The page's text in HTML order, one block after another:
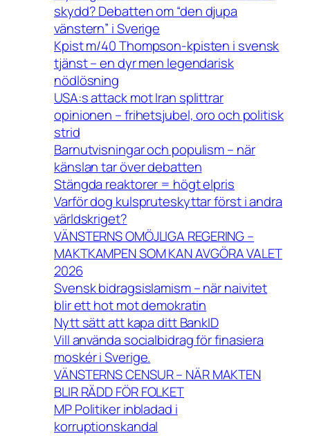
skydd? Debatten om “den djupa
vänstern” i Sverige
Kpist m/40 Thompson-kpisten i svensk
tjänst – en dyr men legendarisk
nödlösning
USA:s attack mot Iran splittrar
opinionen – frihetsjubel, oro och politisk
strid
Barnutvisningar och populism – när
känslan tar över debatten
Stängda reaktorer = högt elpris
Varför dog kulspruteskyttar först i andra
världskriget?
VÄNSTERNS OMÖJLIGA REGERING –
MAKTKAMPEN SOM KAN AVGÖRA VALET
2026
Svensk bidragsislamism – när naivitet
blir ett hot mot demokratin
Nytt sätt att kapa ditt BankID
Vill använda socialbidrag för finasiera
moskér i Sverige.
VÄNSTERNS CENSUR – NÄR MAKTEN
BLIR RÄDD FÖR FOLKET
MP Politiker inbladad i
korruptionskandal